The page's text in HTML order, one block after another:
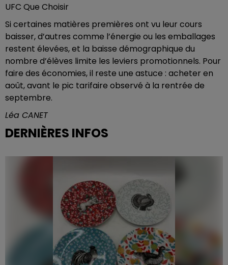
UFC Que Choisir
Si certaines matières premières ont vu leur cours
baisser, d’autres comme l’énergie ou les emballages
restent élevées, et la baisse démographique du
nombre d’élèves limite les leviers promotionnels. Pour
faire des économies, il reste une astuce : acheter en
août, avant le pic tarifaire observé à la rentrée de
septembre.
Léa CANET
DERNIÈRES INFOS